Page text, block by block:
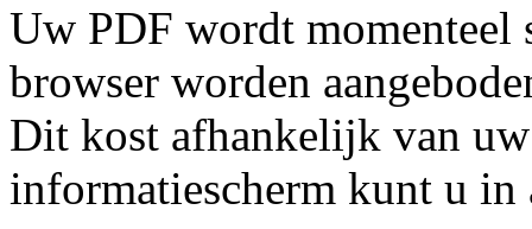
Uw PDF wordt momenteel
browser worden
Dit kost afhankelijk van
informatiescherm kunt u